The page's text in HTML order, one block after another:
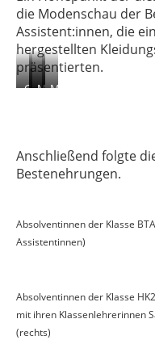
die Modenschau der
Assistent:innen, die
hergestellten
präsentierten.
Grundschnitt
Upcycling
Modell-Modell-
Anschließend folgte
Bestenehrungen.
Absolventinnen der Klasse
Assistentinnen)
Absolventinnen der Klasse
mit ihren Klassenlehrerinnen
(rechts)